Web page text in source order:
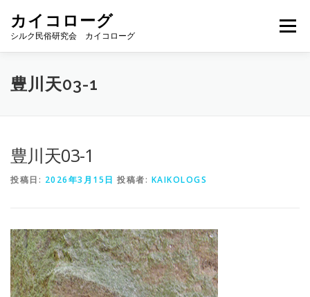
カイコローグ
シルク民俗研究会 カイコローグ
メニュー
カイコローグの歩み
豊川天03-1
豊川天03-1
投稿日: 2026年3月15日 投稿者: KAIKOLOGS